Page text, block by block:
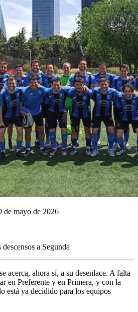
de mayo de 2026
a Segunda
acerca, ahora sí, a su desenlace. A falta
en Preferente y en Primera, y con la
está ya decidido para los equipos